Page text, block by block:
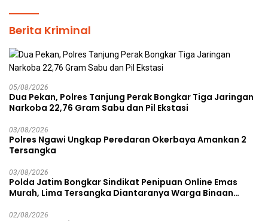
Berita Kriminal
05/08/2026
Dua Pekan, Polres Tanjung Perak Bongkar Tiga Jaringan
Narkoba 22,76 Gram Sabu dan Pil Ekstasi
03/08/2026
Polres Ngawi Ungkap Peredaran Okerbaya Amankan 2
Tersangka
03/08/2026
Polda Jatim Bongkar Sindikat Penipuan Online Emas
Murah, Lima Tersangka Diantaranya Warga Binaan
02/08/2026